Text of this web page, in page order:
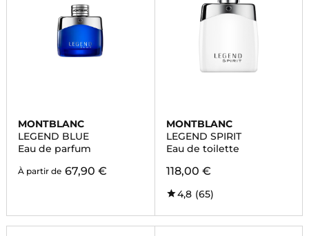
MONTBLANC
LEGEND BLUE
Eau de parfum
À partir de 67,90 €
MONTBLANC
LEGEND SPIRIT
Eau de toilette
118,00 €
4,8 (65)